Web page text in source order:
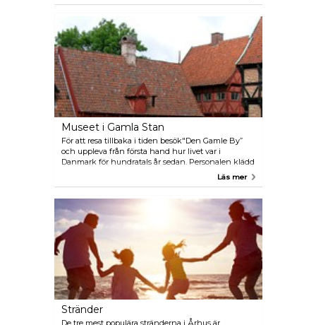
Museet i Gamla Stan
För att resa tillbaka i tiden besök"Den Gamle By”
och uppleva från första hand hur livet var i
Danmark för hundratals år sedan. Personalen klädd
Läs mer
Stränder
De tre mest populära stränderna i Århus är